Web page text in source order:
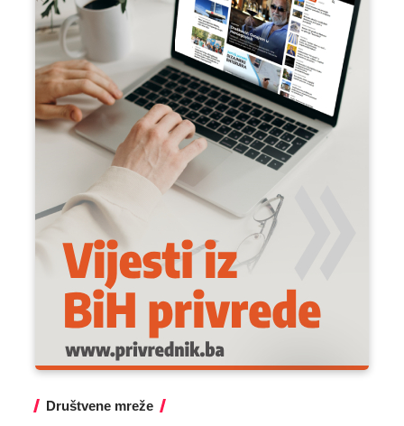
Društvene mreže